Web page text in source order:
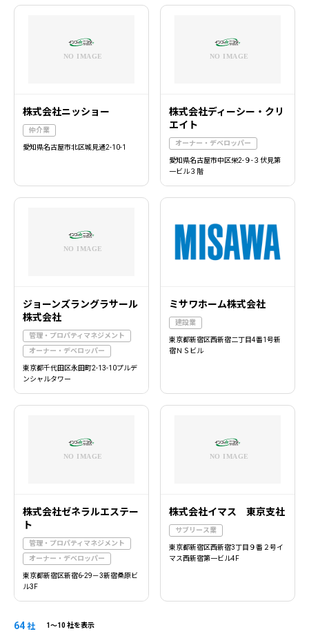
株式会社ニッショー
仲介業
愛知県名古屋市北区城見通2-10-1
株式会社ディーシー・クリ
エイト
オーナー・デベロッパー
愛知県名古屋市中区栄2-９-３伏見第
一ビル３階
ジョーンズラングラサール
株式会社
管理・プロパティマネジメント
オーナー・デベロッパー
東京都千代田区永田町2-13-10プルデ
ンシャルタワー
ミサワホーム株式会社
建設業
東京都新宿区西新宿二丁目4番1号新
宿ＮＳビル
株式会社ゼネラルエステー
ト
管理・プロパティマネジメント
オーナー・デベロッパー
東京都新宿区新宿6-29－3新宿桑原ビ
ル3F
株式会社イマス 東京支社
サブリース業
東京都新宿区西新宿3丁目９番２号イ
マス西新宿第一ビル4F
64 社 1〜10 社を表示